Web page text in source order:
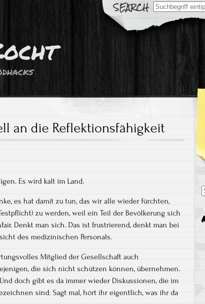
Search
for:
an die Reflektionsfähigkeit
Es wird kalt im Land.
es hat damit zu tun, das wir alle wieder fürchten,
zu werden, weil ein Teil der Bevölkerung sich
Denkt man sich. Das ist frustrierend, denkt man bei
des medizinischen Personals.
Mitglied der Gesellschaft auch
die sich nicht schützen können, übernehmen.
doch gibt es da immer wieder Diskussionen, die im
sind. Sagt mal, hört ihr eigentlich, was ihr da